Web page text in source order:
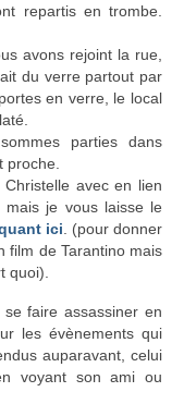
repartis en trombe.
avons rejoint la rue,
du verre partout par
en verre, le local
parties dans
avec en lien
mais je vous laisse le
ici . (pour donner
film de Tarantino mais
quoi).
faire assassiner en
les évènements qui
auparavant, celui
voyant son ami ou